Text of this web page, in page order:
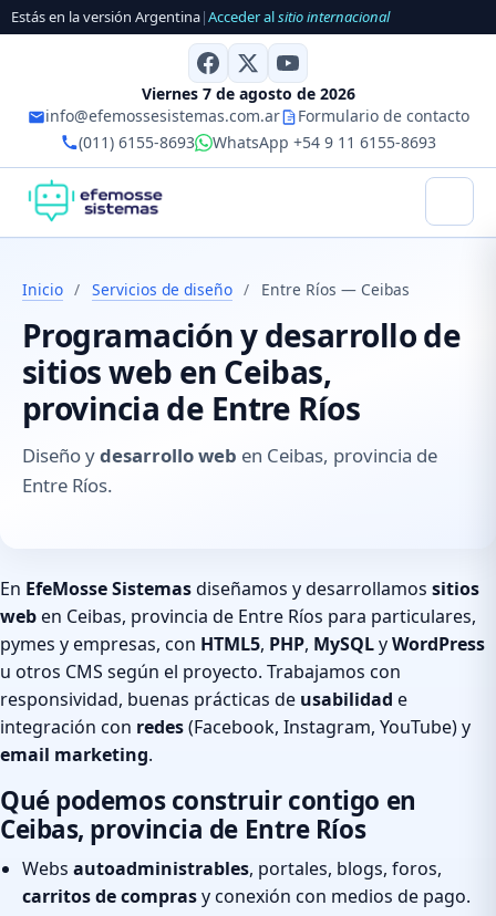
Estás en la versión Argentina|Acceder alsitio internacional
Viernes 7 de agosto de 2026
info@efemossesistemas.com.ar
Formulario de contacto
(011) 6155-8693
WhatsApp +54 9 11 6155-8693
Inicio / Servicios de diseño / Entre Ríos — Ceibas
Programación y desarrollo de
sitios web en Ceibas,
provincia de Entre Ríos
Diseño ydesarrollo web en Ceibas, provincia de
Entre Ríos.
En EfeMosse Sistemasdiseñamos y desarrollamos sitios
weben Ceibas, provincia de Entre Ríos para particulares,
pymes y empresas, con HTML5, PHP, MySQLyWordPress
u otros CMS según el proyecto. Trabajamos con
responsividad, buenas prácticas de usabilidad e
integración con redes(Facebook, Instagram, YouTube) y
email marketing.
Qué podemos construir contigo en
Ceibas, provincia de Entre Ríos
Webs autoadministrables, portales, blogs, foros,
carritos de comprasy conexión con medios de pago.